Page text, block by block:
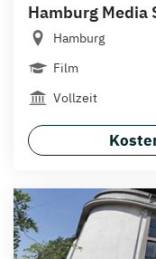
Hamburg Media
Hamburg
Film
Vollzeit